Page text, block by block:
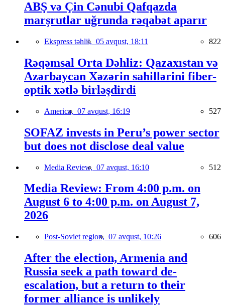
ABŞ və Çin Cənubi Qafqazda
marşrutlar uğrunda rəqabət aparır
Ekspress təhlil, 05 avqust, 18:11 822
Rəqəmsal Orta Dəhliz: Qazaxıstan və
Azərbaycan Xəzərin sahillərini fiber-
optik xətlə birləşdirdi
America, 07 avqust, 16:19 527
SOFAZ invests in Peru’s power sector
but does not disclose deal value
Media Review, 07 avqust, 16:10 512
Media Review: From 4:00 p.m. on
August 6 to 4:00 p.m. on August 7,
2026
Post-Soviet region, 07 avqust, 10:26 606
After the election, Armenia and
Russia seek a path toward de-
escalation, but a return to their
former alliance is unlikely